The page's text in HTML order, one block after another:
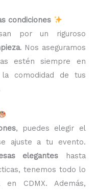
condiciones
por un riguroso
. Nos aseguramos
estén siempre en
la comodidad de tus
, puedes elegir el
ajuste a tu evento.
elegantes hasta
tenemos todo lo
CDMX. Además,